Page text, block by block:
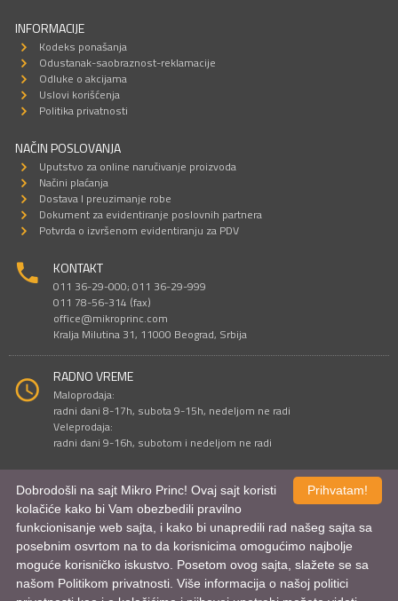
INFORMACIJE
Kodeks ponašanja
Odustanak-saobraznost-reklamacije
Odluke o akcijama
Uslovi korišćenja
Politika privatnosti
NAČIN POSLOVANJA
Uputstvo za online naručivanje proizvoda
Načini plaćanja
Dostava I preuzimanje robe
Dokument za evidentiranje poslovnih partnera
Potvrda o izvršenom evidentiranju za PDV
KONTAKT
011 36-29-000; 011 36-29-999
011 78-56-314 (fax)
office@mikroprinc.com
Kralja Milutina 31, 11000 Beograd, Srbija
RADNO VREME
Maloprodaja:
radni dani 8-17h, subota 9-15h, nedeljom ne radi
Veleprodaja:
radni dani 9-16h, subotom i nedeljom ne radi
Sve cene su iskazane u dinarima. PDV je uračunat u cenu.
© Mikro Princ 1999 - 2026. Sva prava su zadržana.
Kreirao*nbgcreator |Izdrada Internet prodavnice, Izrada sajtai mobilnih
aplikacijaiSEO optimizacija
Prihvatam!
Dobrodošli na sajt Mikro Princ! Ovaj sajt koristi
kolačiće kako bi Vam obezbedili pravilno
funkcionisanje web sajta, i kako bi unapredili rad našeg sajta sa
posebnim osvrtom na to da korisnicima omogućimo najbolje
moguće korisničko iskustvo. Posetom ovog sajta, slažete se sa
našom Politikom privatnosti. Više informacija o našoj politici